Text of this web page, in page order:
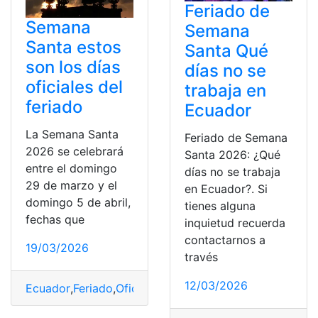
Semana
Santa estos
son los días
oficiales del
feriado
La Semana Santa
2026 se celebrará
entre el domingo
29 de marzo y el
domingo 5 de abril,
fechas que
19/03/2026
Ecuador,Feriado,Oficiales Semana Santa
Feriado de
Semana
Santa Qué
días no se
trabaja en
Ecuador
Feriado de Semana
Santa 2026: ¿Qué
días no se trabaja
en Ecuador?. Si
tienes alguna
inquietud recuerda
contactarnos a
través
12/03/2026